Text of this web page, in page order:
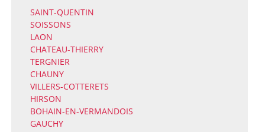
SAINT-QUENTIN
SOISSONS
LAON
CHATEAU-THIERRY
TERGNIER
CHAUNY
VILLERS-COTTERETS
HIRSON
BOHAIN-EN-VERMANDOIS
GAUCHY